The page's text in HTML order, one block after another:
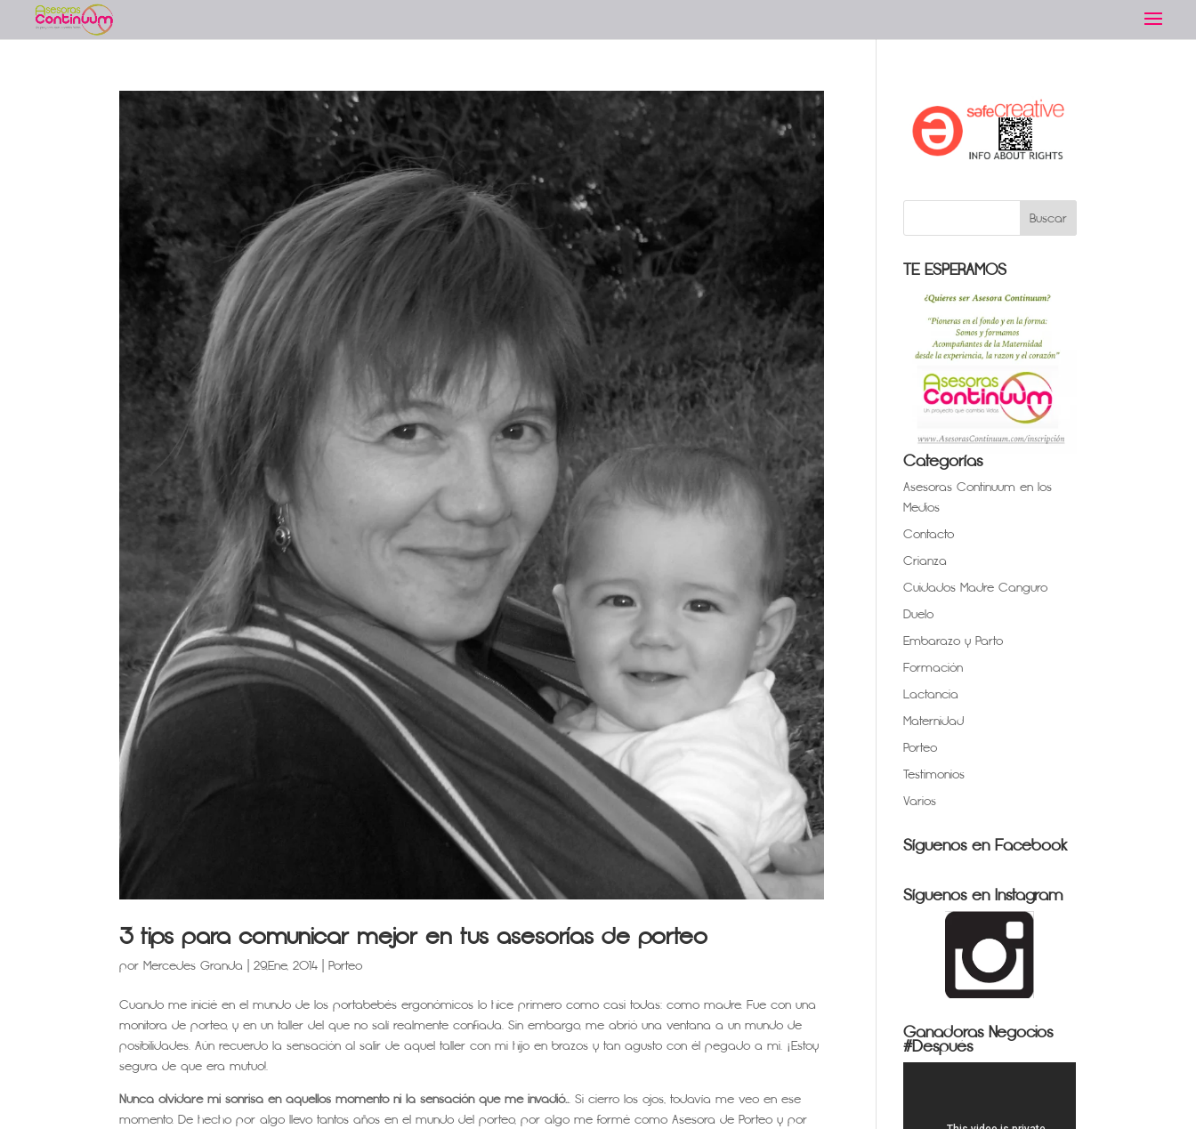
3 tips para comunicar mejor en tus asesorías de porteo
porMercedes Granda |29,Ene, 2014 |Porteo
Cuando me inicié en el mundo de los portabebés ergonómicos lo hice primero como casi todas: como madre. Fue con una
monitora de porteo, y en un taller del que no salí realmente confiada. Sin embargo, me abrió una ventana a un mundo de
posibilidades. Aún recuerdo la sensación al salir de aquel taller con mi hijo en brazos y tan agusto con él pegado a mi. ¡Estoy
segura de que era mutuo!.
Nunca olvidaré mi sonrisa en aquellos momento ni la sensación que me invadió... Si cierro los ojos, todavía me veo en ese
momento. De hecho por algo llevo tantos años en el mundo del porteo, por algo me formé como Asesora de Porteo y por
TE ESPERAMOS
Categorías
Asesoras Continuum en los
Medios
Contacto
Crianza
Cuidados Madre Canguro
Duelo
Embarazo y Parto
Formación
Lactancia
Maternidad
Porteo
Testimonios
Varios
Síguenos en Facebook
Síguenos en Instagram
Ganadoras Negocios
#Después